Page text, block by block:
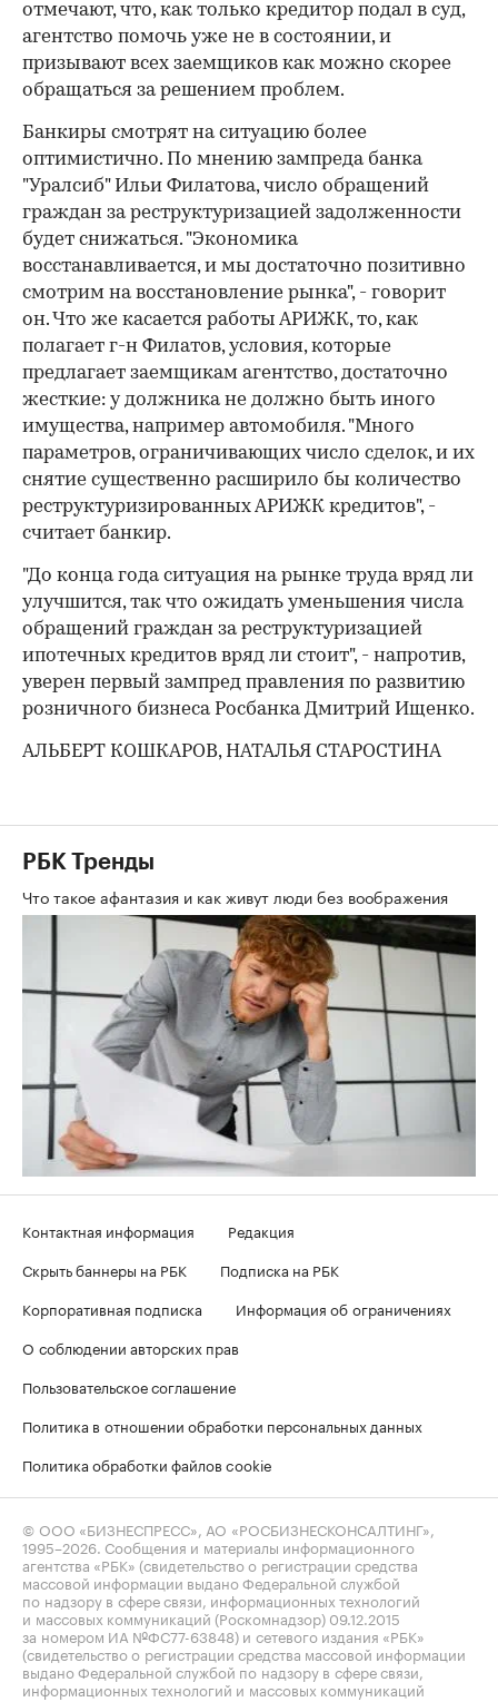
отмечают, что, как только кредитор подал в суд,
агент­ство помочь уже не в состоянии, и
призывают всех заемщиков как можно скорее
обращаться за решением проблем.
Банкиры смотрят на ситуацию более
оптимистично. По мнению зампреда банка
"Уралсиб" Ильи Филатова, число обращений
граждан за реструктуризацией задолженности
будет снижаться. "Экономика
восстанавливается, и мы достаточно позитивно
смотрим на восстановление рынка", - говорит
он. Что же касается работы АРИЖК, то, как
полагает г-н Филатов, условия, которые
предлагает заемщикам агентство, достаточно
жесткие: у должника не должно быть иного
имущества, например автомобиля. "Много
параметров, ограничивающих число сделок, и их
снятие существенно расширило бы количество
реструктуризированных АРИЖК кредитов", -
считает банкир.
"До конца года ситуация на рынке труда вряд ли
улучшится, так что ожидать уменьшения числа
обращений граждан за реструктуризацией
ипотечных кредитов вряд ли стоит", - напротив,
уверен первый зампред правления по развитию
розничного бизнеса Росбанка Дмитрий Ищенко.
АЛЬБЕРТ КОШКАРОВ, НАТАЛЬЯ СТАРОСТИНА
РБК Тренды
Что такое афантазия и как живут люди без воображения
Контактная информация
Редакция
Скрыть баннеры на РБК
Подписка на РБК
Корпоративная подписка
Информация об ограничениях
О соблюдении авторских прав
Пользовательское соглашение
Политика в отношении обработки персональных данных
Политика обработки файлов cookie
© ООО «БИЗНЕСПРЕСС», АО «РОСБИЗНЕСКОНСАЛТИНГ»,
1995–2026. Сообщения и материалы информационного
агентства «РБК» (свидетельство о регистрации средства
массовой информации выдано Федеральной службой
по надзору в сфере связи, информационных технологий
и массовых коммуникаций (Роскомнадзор) 09.12.2015
за номером ИА №ФС77-63848) и сетевого издания «РБК»
(свидетельство о регистрации средства массовой информации
выдано Федеральной службой по надзору в сфере связи,
информационных технологий и массовых коммуникаций